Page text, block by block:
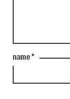
name*